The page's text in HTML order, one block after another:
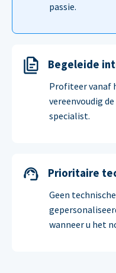
passie.
Begeleide
Profiteer vanaf
vereenvoudig
specialist.
Prioritaire
Geen
wanneer u het